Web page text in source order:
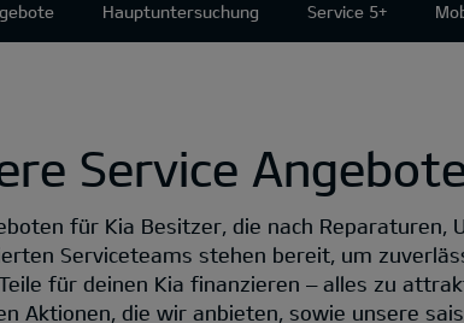
Hauptuntersuchung Service 5+
Service
für Kia Besitzer, die nach Reparaturen,
Serviceteams stehen bereit, um
für deinen Kia finanzieren – alles zu
Aktionen, die wir anbieten, sowie unsere